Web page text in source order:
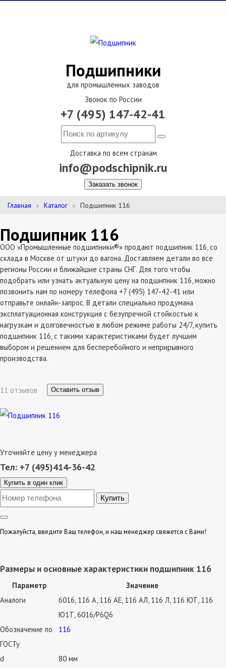
Подшипники
для промышленных заводов
Звонок по России
+7 (495) 147-42-41
Доставка по всем странам
info@podschipnik.ru
Заказать звонок
Главная Каталог Подшипник 116
Подшипник 116
ООО «Промышленные подшипники®» продают подшипник 116, со
склада в Москве от штуки до вагона. Доставляем детали во все
регионы России и ближайшие страны СНГ. Для того чтобы
подобрать или узнать актуальную цену на подшипник 116, можно
позвонить нам по номеру телефона +7 (495) 147-42-41 или
отправьте онлайн-запрос. В детали специально продумана
эксплатуационная конструкция с безупречной стойкостью к
нагрузкам и долговечностью в любом режиме работы 24/7, купить
подшипник 116, с такими характеристиками будет лучшим
выбором и решением для бесперебойного и неприрывного
производства.
11 отзывов Оставить отзыв
Уточняйте цену у менеджера
Тел: +7 (495)414-36-42
Купить в один клик
Пожалуйста, введите Ваш телефон, и наш менеджер свяжется с Вами!
Размеры и основные характеристики подшипник 116
Параметр
Значение
Аналоги
6016, 116 А, 116 АЕ, 116 АЛ, 116 Л, 116 ЮТ, 116
Ю1Т, 6016/P6Q6
Обозначение по
ГОСТу
116
d
80 мм